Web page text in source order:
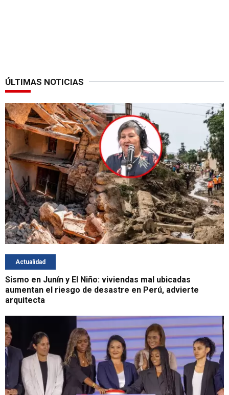
ÚLTIMAS NOTICIAS
Actualidad
Sismo en Junín y El Niño: viviendas mal ubicadas
aumentan el riesgo de desastre en Perú, advierte
arquitecta